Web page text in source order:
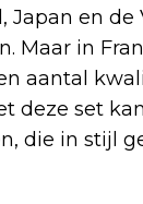
Japan en de
Maar in
aantal
deze set
die in stijl